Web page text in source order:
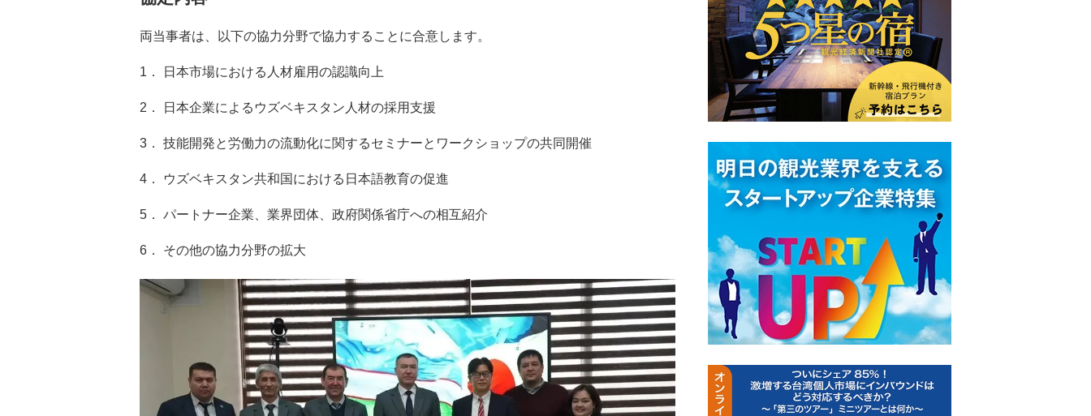
両当事者は、以下の協力分野で協力することに合意します。
1． 日本市場における人材雇用の認識向上
2． 日本企業によるウズベキスタン人材の採用支援
3． 技能開発と労働力の流動化に関するセミナーとワークショップの共同開催
4． ウズベキスタン共和国における日本語教育の促進
5． パートナー企業、業界団体、政府関係省庁への相互紹介
6． その他の協力分野の拡大